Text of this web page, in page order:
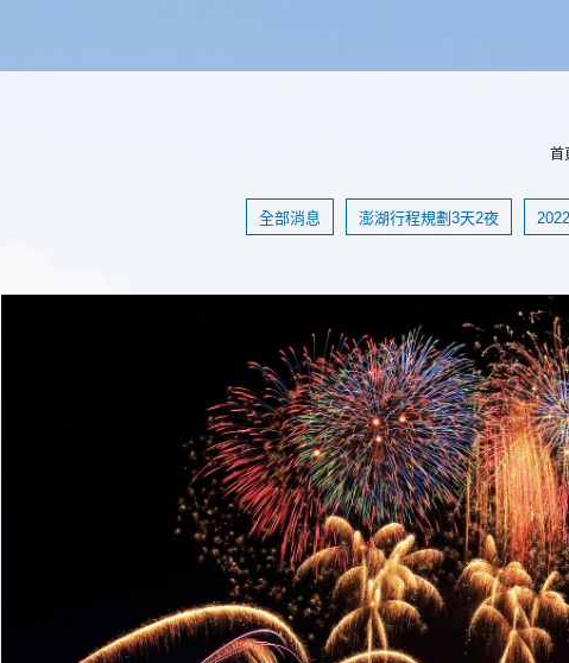
首
全部消息 澎湖行程規劃3天2夜